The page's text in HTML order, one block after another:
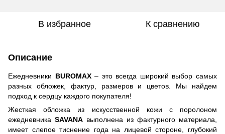
В избранное К сравнению
Описание
Ежедневники BUROMAX– это всегда широкий выбор самых
разных обложек, фактур, размеров и цветов. Мы найдем
подход к сердцу каждого покупателя!
Жесткая обложка из искусственной кожи с поролоном
ежедневника SAVANA выполнена из фактурного материала,
имеет слепое тиснение года на лицевой стороне, глубокий